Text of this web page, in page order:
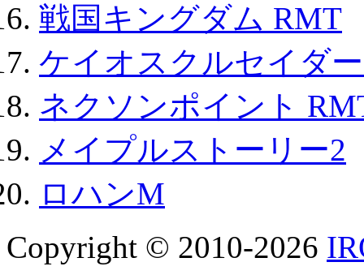
戦国キングダム RMT
ケイオスクルセイダ
ネクソンポイント
メイプルストーリー2
ロハンM
Copyright © 2010-2026